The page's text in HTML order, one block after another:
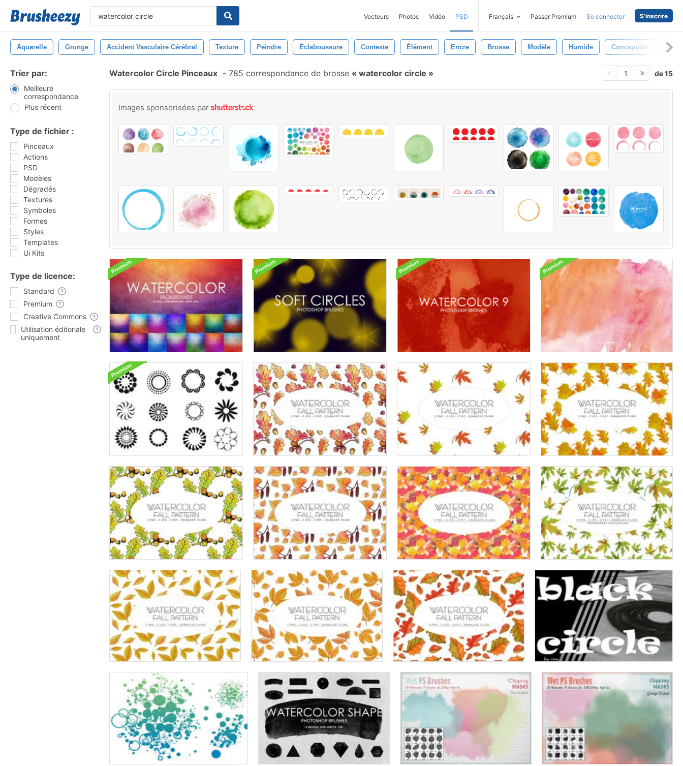
Vecteurs Photos Vidéo PSD Français Passer Premium Se connecter S'inscrire
Aquarelle Grunge Accident Vasculaire Cérébral Texture Peindre Éclaboussure Contexte Élément Encre Brosse Modèle Humide Conception Art
Trier par:
Meilleure
correspondance
Plus récent
Type de fichier :
Pinceaux
Actions
PSD
Modèles
Dégradés
Textures
Symboles
Formes
Styles
Templates
Ui Kits
Type de licence:
Standard
Premium
Creative Commons
Utilisation éditoriale
uniquement
Watercolor Circle Pinceaux - 785 correspondance de brosse watercolor circle 1 de 15
Images sponsorisées par